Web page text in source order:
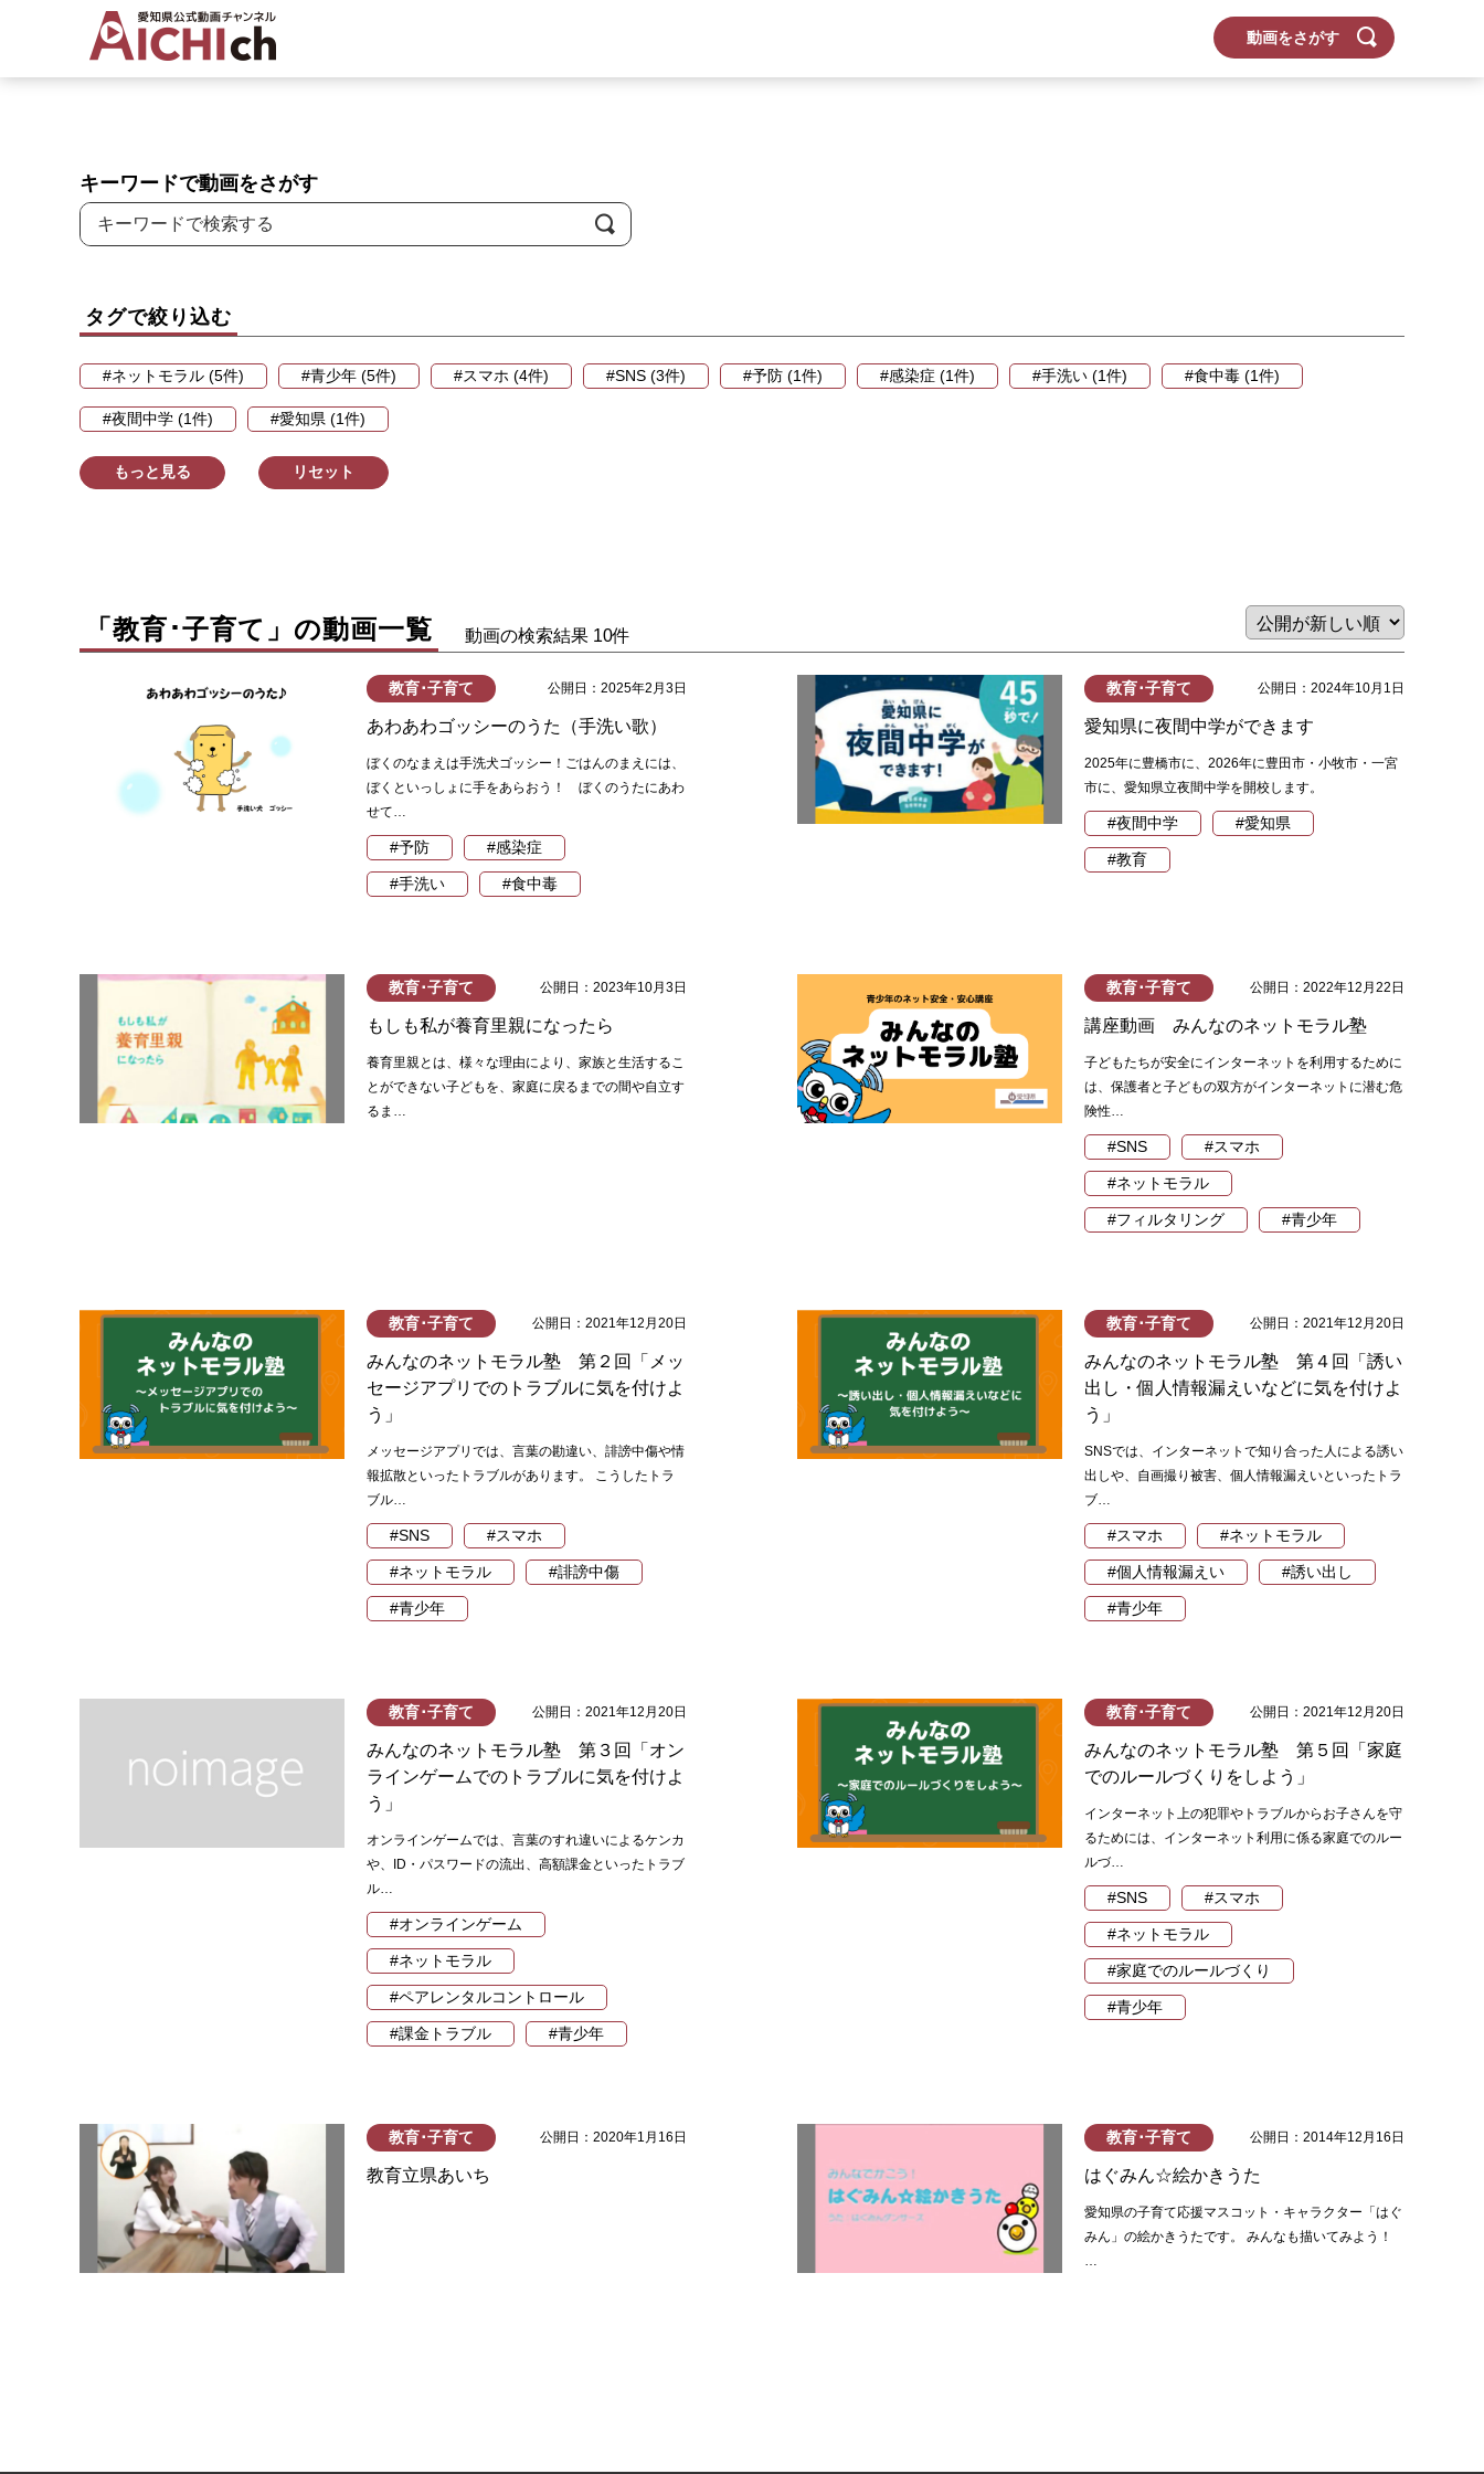
動画をさがす
キーワードで動画をさがす
タグで絞り込む
#ネットモラル (5件) #青少年 (5件) #スマホ (4件) #SNS (3件) #予防 (1件) #感染症 (1件) #手洗い (1件) #食中毒 (1件)
#夜間中学 (1件) #愛知県 (1件)
もっと見る リセット
「教育･子育て」の動画一覧 動画の検索結果 10件
教育･子育て 公開日：2025年2月3日
あわあわゴッシーのうた（手洗い歌）
ぼくのなまえは手洗犬ゴッシー！ごはんのまえには、
ぼくといっしょに手をあらおう！ ぼくのうたにあわ
せて…
#予防 #感染症
#手洗い #食中毒
教育･子育て 公開日：2024年10月1日
愛知県に夜間中学ができます
2025年に豊橋市に、2026年に豊田市・小牧市・一宮
市に、愛知県立夜間中学を開校します。
#夜間中学 #愛知県
#教育
教育･子育て 公開日：2023年10月3日
もしも私が養育里親になったら
養育里親とは、様々な理由により、家族と生活するこ
とができない子どもを、家庭に戻るまでの間や自立す
るま…
教育･子育て 公開日：2022年12月22日
講座動画 みんなのネットモラル塾
子どもたちが安全にインターネットを利用するために
は、保護者と子どもの双方がインターネットに潜む危
険性…
#SNS #スマホ
#ネットモラル
#フィルタリング #青少年
教育･子育て 公開日：2021年12月20日
みんなのネットモラル塾 第２回「メッ
セージアプリでのトラブルに気を付けよ
う」
メッセージアプリでは、言葉の勘違い、誹謗中傷や情
報拡散といったトラブルがあります。 こうしたトラ
ブル…
#SNS #スマホ
#ネットモラル #誹謗中傷
#青少年
教育･子育て 公開日：2021年12月20日
みんなのネットモラル塾 第４回「誘い
出し・個人情報漏えいなどに気を付けよ
う」
SNSでは、インターネットで知り合った人による誘い
出しや、自画撮り被害、個人情報漏えいといったトラ
ブ…
#スマホ #ネットモラル
#個人情報漏えい #誘い出し
#青少年
教育･子育て 公開日：2021年12月20日
みんなのネットモラル塾 第３回「オン
ラインゲームでのトラブルに気を付けよ
う」
オンラインゲームでは、言葉のすれ違いによるケンカ
や、ID・パスワードの流出、高額課金といったトラブ
ル…
#オンラインゲーム
#ネットモラル
#ペアレンタルコントロール
#課金トラブル #青少年
教育･子育て 公開日：2021年12月20日
みんなのネットモラル塾 第５回「家庭
でのルールづくりをしよう」
インターネット上の犯罪やトラブルからお子さんを守
るためには、インターネット利用に係る家庭でのルー
ルづ…
#SNS #スマホ
#ネットモラル
#家庭でのルールづくり
#青少年
教育･子育て 公開日：2020年1月16日
教育立県あいち
教育･子育て 公開日：2014年12月16日
はぐみん☆絵かきうた
愛知県の子育て応援マスコット・キャラクター「はぐ
みん」の絵かきうたです。 みんなも描いてみよう！
…